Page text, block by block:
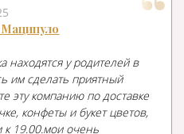
находятся у родителей в
им сделать приятный
эту компанию по доставке
конфеты и букет цветов,
к 19.00.мои очень